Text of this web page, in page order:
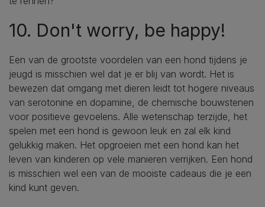
10. Don't worry, be happy!
Een van de grootste voordelen van een hond tijdens je
jeugd is misschien wel dat je er blij van wordt. Het is
bewezen dat omgang met dieren leidt tot hogere niveaus
van serotonine en dopamine, de chemische bouwstenen
voor positieve gevoelens. Alle wetenschap terzijde, het
spelen met een hond is gewoon leuk en zal elk kind
gelukkig maken. Het opgroeien met een hond kan het
leven van kinderen op vele manieren verrijken. Een hond
is misschien wel een van de mooiste cadeaus die je een
kind kunt geven.